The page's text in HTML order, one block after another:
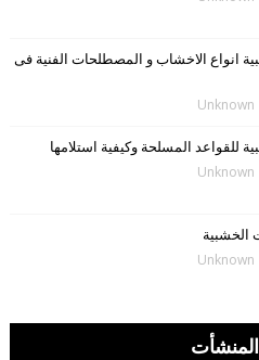
انواع الاخشاب و المصطلحات الفنية فى
Unknown
للقواعد المسلحة وكيفية استلامها
Unknown
Unknown